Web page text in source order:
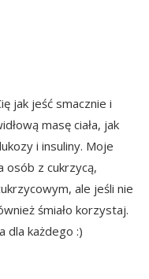
jak jeść smacznie i
masę ciała, jak
i insuliny. Moje
osób z cukrzycą,
ale jeśli nie
śmiało korzystaj.
dla każdego :)